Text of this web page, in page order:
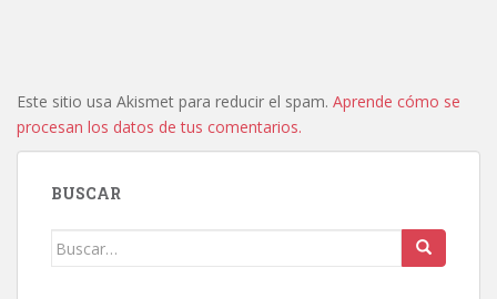
Este sitio usa Akismet para reducir el spam. Aprende cómo se
procesan los datos de tus comentarios.
BUSCAR
Buscar: